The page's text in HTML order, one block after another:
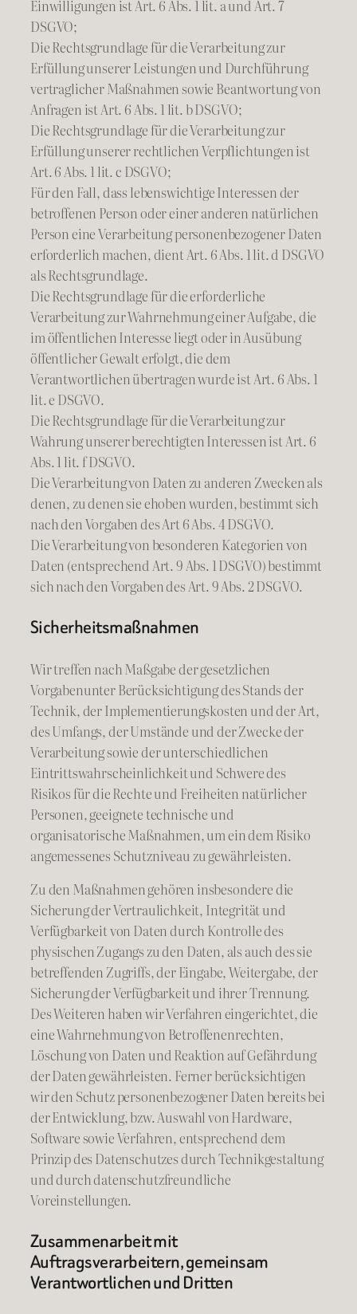
Einwilligungen ist Art. 6 Abs. 1 lit. a und Art. 7
DSGVO;
Die Rechtsgrundlage für die Verarbeitung zur
Erfüllung unserer Leistungen und Durchführung
vertraglicher Maßnahmen sowie Beantwortung von
Anfragen ist Art. 6 Abs. 1 lit. b DSGVO;
Die Rechtsgrundlage für die Verarbeitung zur
Erfüllung unserer rechtlichen Verpflichtungen ist
Art. 6 Abs. 1 lit. c DSGVO;
Für den Fall, dass lebenswichtige Interessen der
betroffenen Person oder einer anderen natürlichen
Person eine Verarbeitung personenbezogener Daten
erforderlich machen, dient Art. 6 Abs. 1 lit. d DSGVO
als Rechtsgrundlage.
Die Rechtsgrundlage für die erforderliche
Verarbeitung zur Wahrnehmung einer Aufgabe, die
im öffentlichen Interesse liegt oder in Ausübung
öffentlicher Gewalt erfolgt, die dem
Verantwortlichen übertragen wurde ist Art. 6 Abs. 1
lit. e DSGVO.
Die Rechtsgrundlage für die Verarbeitung zur
Wahrung unserer berechtigten Interessen ist Art. 6
Abs. 1 lit. f DSGVO.
Die Verarbeitung von Daten zu anderen Zwecken als
denen, zu denen sie ehoben wurden, bestimmt sich
nach den Vorgaben des Art 6 Abs. 4 DSGVO.
Die Verarbeitung von besonderen Kategorien von
Daten (entsprechend Art. 9 Abs. 1 DSGVO) bestimmt
sich nach den Vorgaben des Art. 9 Abs. 2 DSGVO.
Sicherheitsmaßnahmen
Wir treffen nach Maßgabe der gesetzlichen
Vorgabenunter Berücksichtigung des Stands der
Technik, der Implementierungskosten und der Art,
des Umfangs, der Umstände und der Zwecke der
Verarbeitung sowie der unterschiedlichen
Eintrittswahrscheinlichkeit und Schwere des
Risikos für die Rechte und Freiheiten natürlicher
Personen, geeignete technische und
organisatorische Maßnahmen, um ein dem Risiko
angemessenes Schutzniveau zu gewährleisten.
Zu den Maßnahmen gehören insbesondere die
Sicherung der Vertraulichkeit, Integrität und
Verfügbarkeit von Daten durch Kontrolle des
physischen Zugangs zu den Daten, als auch des sie
betreffenden Zugriffs, der Eingabe, Weitergabe, der
Sicherung der Verfügbarkeit und ihrer Trennung.
Des Weiteren haben wir Verfahren eingerichtet, die
eine Wahrnehmung von Betroffenenrechten,
Löschung von Daten und Reaktion auf Gefährdung
der Daten gewährleisten. Ferner berücksichtigen
wir den Schutz personenbezogener Daten bereits bei
der Entwicklung, bzw. Auswahl von Hardware,
Software sowie Verfahren, entsprechend dem
Prinzip des Datenschutzes durch Technikgestaltung
und durch datenschutzfreundliche
Voreinstellungen.
Zusammenarbeit mit
Auftragsverarbeitern, gemeinsam
Verantwortlichen und Dritten